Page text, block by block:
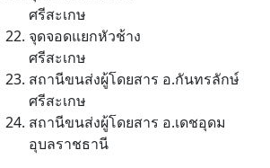
ศรีสะเกษ
จุดจอดแยกหัวช้าง
ศรีสะเกษ
สถานีขนส่งผู้โดยสาร อ.กันทรลักษ์
ศรีสะเกษ
สถานีขนส่งผู้โดยสาร​ อ.เดชอุดม
อุบลราชธานี